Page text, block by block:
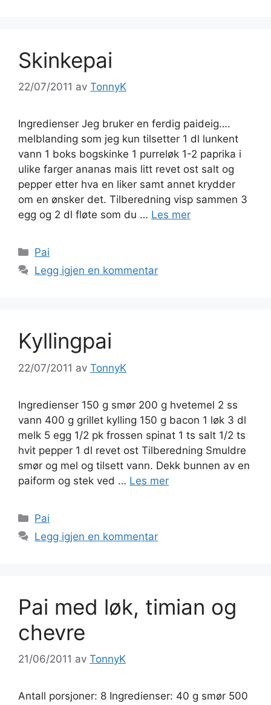
Skinkepai
22/07/2011 av TonnyK
Ingredienser Jeg bruker en ferdig paideig….
melblanding som jeg kun tilsetter 1 dl lunkent
vann 1 boks bogskinke 1 purreløk 1-2 paprika i
ulike farger ananas mais litt revet ost salt og
pepper etter hva en liker samt annet krydder
om en ønsker det. Tilberedning visp sammen 3
egg og 2 dl fløte som du … Les mer
Kategorier
Pai
Legg igjen en kommentar
Kyllingpai
22/07/2011 av TonnyK
Ingredienser 150 g smør 200 g hvetemel 2 ss
vann 400 g grillet kylling 150 g bacon 1 løk 3 dl
melk 5 egg 1/2 pk frossen spinat 1 ts salt 1/2 ts
hvit pepper 1 dl revet ost Tilberedning Smuldre
smør og mel og tilsett vann. Dekk bunnen av en
paiform og stek ved … Les mer
Kategorier
Pai
Legg igjen en kommentar
Pai med løk, timian og
chevre
21/06/2011 av TonnyK
Antall porsjoner: 8 Ingredienser: 40 g smør 500